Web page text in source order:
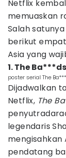
Netflix
memuaskan
Salah
berikut
Asia yang
1. The
poster serial The
Dijadwalkan
Netflix, The
legendaris
mengisahkan
pendatang